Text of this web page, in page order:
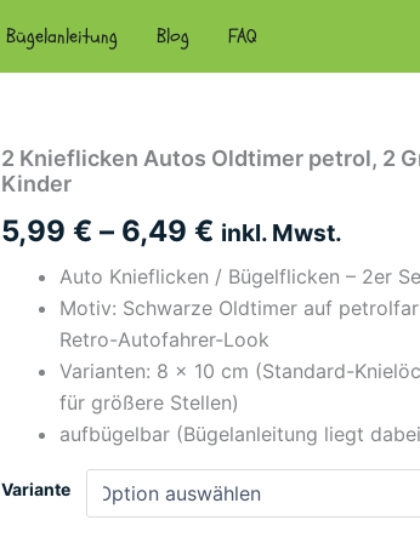
Bügelanleitung Blog FAQ
2 Knieflicken Autos Oldtimer petrol, 2
Kinder
5,99 € – 6,49 € inkl. Mwst.
Auto Knieflicken / Bügelflicken – 2er
Motiv: Schwarze Oldtimer auf
Retro-Autofahrer-Look
Varianten: 8 × 10 cm (Standard-
für größere Stellen)
aufbügelbar (Bügelanleitung liegt
Variante